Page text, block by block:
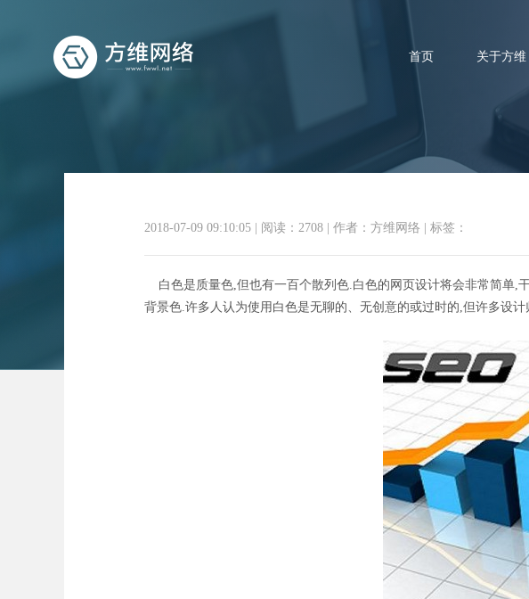
首页 关于方维
响应式网站建设
2018-07-09 09:10:05 阅读：2708 作者：方维网络 标签：
白色是质量色,但也有一百个散列色.白色的网页设计将会非常简单,
背景色.许多人认为使用白色是无聊的、无创意的或过时的,但许多设